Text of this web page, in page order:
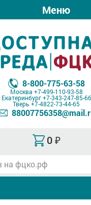
Меню
8-800-775-63-58
Москва +7-499-110-93-58
Екатеринбург+7-343-247-85-66
Тверь +7-4822-73-44-65
0 ₽